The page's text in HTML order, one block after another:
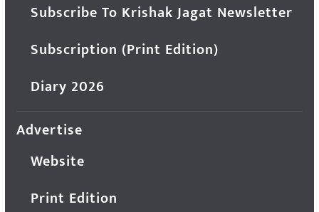
Subscribe To Krishak Jagat Newsletter
Subscription (Print Edition)
Diary 2026
Advertise
Website
Print Edition